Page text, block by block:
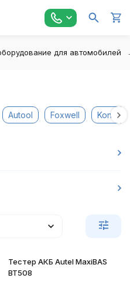
для автомобилей
Autool Foxwell Konnwei
Тестер АКБ Autel MaxiBAS
BT508